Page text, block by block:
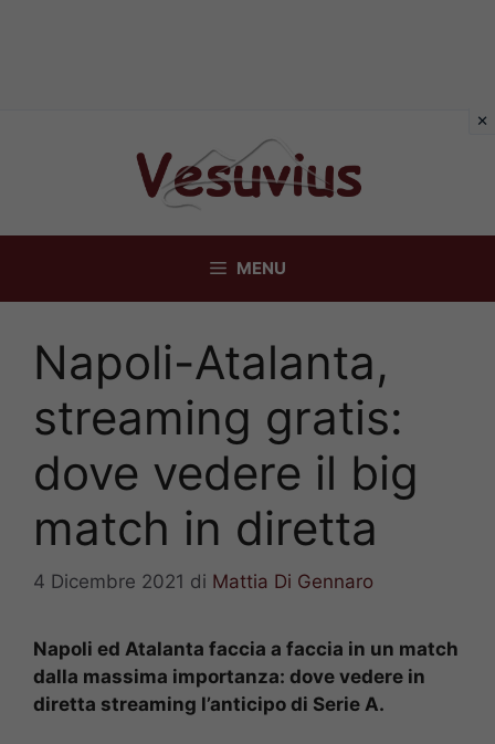
MENU
Napoli-Atalanta,
streaming gratis:
dove vedere il big
match in diretta
4 Dicembre 2021 di Mattia Di Gennaro
Napoli ed Atalanta faccia a faccia in un match
dalla massima importanza: dove vedere in
diretta streaming l’anticipo di Serie A.